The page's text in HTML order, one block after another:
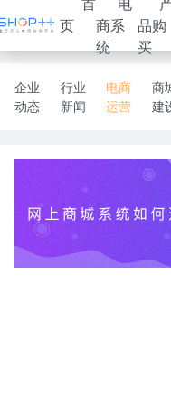
首
页
电
商系
统
品购
买
企业
动态
行业
新闻
电商
运营
商
建